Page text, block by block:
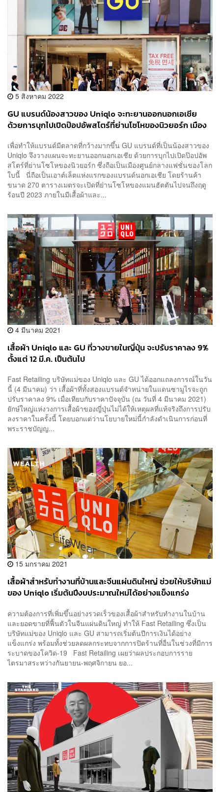
5 สิงหาคม 2022
GU แบรนด์น้องสาวของ Uniqlo จะทะยานออกนอกเอเชีย
ด้วยการบุกไปเปิดป๊อปอัพสโตร์ที่ย่านโซโหของนิวยอร์ก เมือง
เพื่อทำให้แบรนด์มีตลาดที่กว้างมากขึ้น GU แบรนด์ที่เป็นน้องสาวของ
Uniqlo จึงวางแผนจะทะยานออกนอกเอเชีย ด้วยการบุกไปเปิดป๊อปอัพ
สโตร์ที่ย่านโซโหของนิวยอร์ก ซึ่งถือเป็นเมืองศูนย์กลางแฟชั่นของโลก
ใบนี้ นี่ถือเป็นเอาต์เล็ตแห่งแรกของแบรนด์นอกเอเชีย โดยร้านค้า
ขนาด 270 ตารางเมตรจะเปิดที่ย่านโซโหของแมนฮัตตันไปจนถึงฤดู
ร้อนปี 2023 ภายในมีเสื้อผ้าและ...
4 มีนาคม 2021
เสื้อผ้า Uniqlo และ GU ที่วางขายในญี่ปุ่น จะปรับราคาลง 9%
ตั้งแต่ 12 มี.ค. เป็นต้นไป
Fast Retailing บริษัทแม่ของ Uniqlo และ GU ได้ออกแถลงการณ์ในวัน
นี้ (4 มีนาคม) ว่า เสื้อผ้าที่ทั้งสองแบรนด์จำหน่ายในแดนซามูไรจะถูก
ปรับราคาลง 9% เมื่อเทียบกับราคาปัจจุบัน (ณ วันที่ 4 มีนาคม 2021)
ยักษ์ใหญ่แห่งวงการเสื้อผ้าของญี่ปุ่นไม่ได้ให้เหตุผลที่แท้จริงถึงการปรับ
ลงราคาในครั้งนี้ โดยบอกแต่ว่านโยบายใหม่นี้กำลังดำเนินการก่อนที่
พระราชบัญญ...
15 มกราคม 2021
เสื้อผ้าสำหรับทำงานที่บ้านและจีนแผ่นดินใหญ่ ช่วยให้บริษัทแม่
ของ Uniqlo เริ่มต้นปีงบประมาณใหม่ได้อย่างแข็งแกร่ง
ความต้องการที่เพิ่มขึ้นอย่างรวดเร็วของเสื้อผ้าสำหรับทำงานในบ้าน
และยอดขายที่ฟื้นตัวในจีนแผ่นดินใหญ่ ทำให้ Fast Retailing ซึ่งเป็น
บริษัทแม่ของ Uniqlo และ GU สามารถเริ่มต้นปีการเงินได้อย่าง
แข็งแกร่ง พร้อมทั้งช่วยลดผลกระทบจากการปิดร้านที่อื่นในช่วงที่มีการ
ระบาดของโควิด-19 Fast Retailing เผยว่าผลประกอบการราย
ไตรมาสระหว่างกันยายน-พฤศจิกายน ยอ...